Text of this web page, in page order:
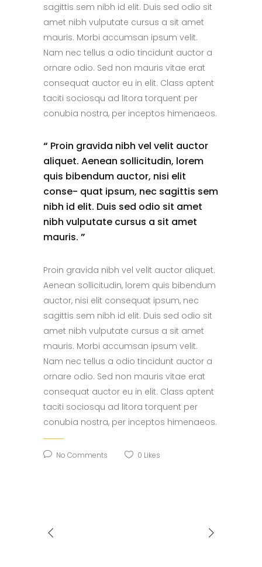
sagittis sem nibh id elit. Duis sed odio sit
amet nibh vulputate cursus a sit amet
mauris. Morbi accumsan ipsum velit.
Nam nec tellus a odio tincidunt auctor a
ornare odio. Sed non mauris vitae erat
consequat auctor eu in elit. Class aptent
taciti sociosqu ad litora torquent per
conubia nostra, per inceptos himenaeos.
“ Proin gravida nibh vel velit auctor
aliquet. Aenean sollicitudin, lorem
quis bibendum auctor, nisi elit
conse- quat ipsum, nec sagittis sem
nibh id elit. Duis sed odio sit amet
nibh vulputate cursus a sit amet
mauris. ”
Proin gravida nibh vel velit auctor aliquet.
Aenean sollicitudin, lorem quis bibendum
auctor, nisi elit consequat ipsum, nec
sagittis sem nibh id elit. Duis sed odio sit
amet nibh vulputate cursus a sit amet
mauris. Morbi accumsan ipsum velit.
Nam nec tellus a odio tincidunt auctor a
ornare odio. Sed non mauris vitae erat
consequat auctor eu in elit. Class aptent
taciti sociosqu ad litora torquent per
conubia nostra, per inceptos himenaeos.
No Comments 0 Likes